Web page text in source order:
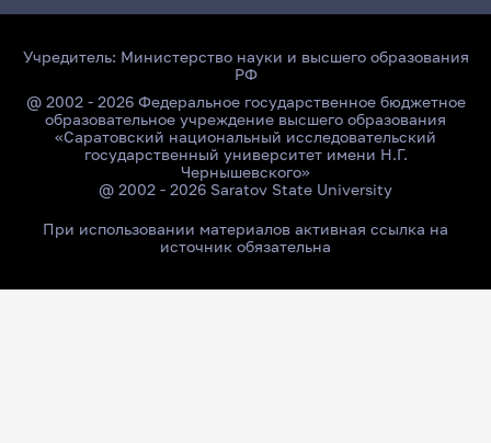
Учредитель: Министерство науки и высшего образования
РФ
@ 2002 - 2026 Федеральное государственное бюджетное
образовательное учреждение высшего образования
«Саратовский национальный исследовательский
государственный университет имени Н.Г.
Чернышевского»
@ 2002 - 2026 Saratov State University
При использовании материалов активная ссылка на
источник обязательна